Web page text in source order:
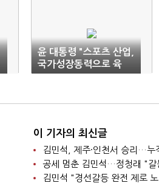
윤 대통령 "스포츠 산업,
국가성장동력으로 육
성…양질 일자리 창출"
이 기자의 최신글
김민석, 제주·인천서 승리…
공세 멈춘 김민석…정청래 "갈
김민석 "경선갈등 완전 제로